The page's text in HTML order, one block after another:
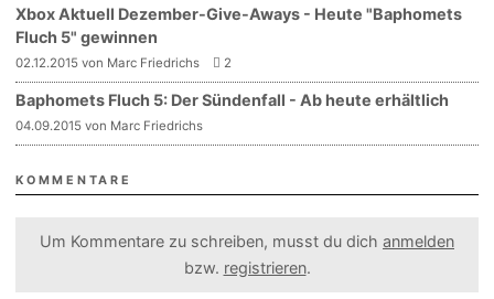
Xbox Aktuell Dezember-Give-Aways - Heute "Baphomets
Fluch 5" gewinnen
02.12.2015 von Marc Friedrichs 2
Baphomets Fluch 5: Der Sündenfall - Ab heute erhältlich
04.09.2015 von Marc Friedrichs
KOMMENTARE
Um Kommentare zu schreiben, musst du dich anmelden
bzw. registrieren.